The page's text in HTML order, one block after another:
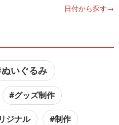
日付から探す→
いぐるみ
#グッズ制作
ジナル #制作